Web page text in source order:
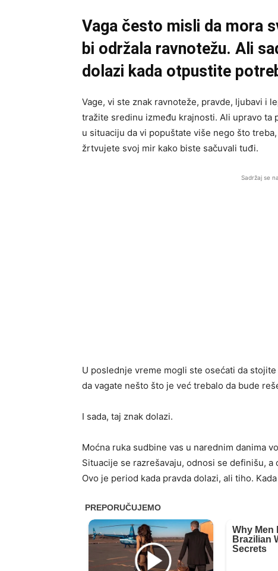
Vaga često misli da mora
bi održala ravnotežu. Ali
dolazi kada otpustite
Vage, vi ste znak ravnoteže, pravde, ljubavi i
tražite sredinu između krajnosti. Ali upravo ta
u situaciju da vi popuštate više nego što
žrtvujete svoj mir kako biste sačuvali tuđi.
Sadržaj se
U poslednje vreme mogli ste osećati da
da vagate nešto što je već trebalo da bude
I sada, taj znak dolazi.
Moćna ruka sudbine vas u narednim danima
Situacije se razrešavaju, odnosi se definišu,
Ovo je period kada pravda dolazi, ali tiho.